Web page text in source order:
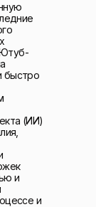
Ютуб-
быстро
(ИИ)
и
и